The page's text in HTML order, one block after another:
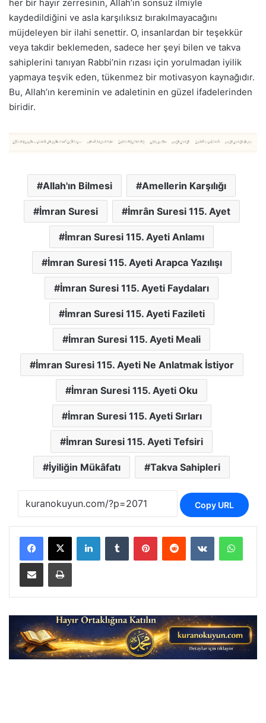
her bir hayır zerresinin, Allah’ın sonsuz ilmiyle
kaydedildiğini ve asla karşılıksız bırakılmayacağını
müjdeleyen bir ilahi senettir. O, insanlardan bir teşekkür
veya takdir beklemeden, sadece her şeyi bilen ve takva
sahiplerini tanıyan Rabbi’nin rızası için yorulmadan iyilik
yapmaya teşvik eden, tükenmez bir motivasyon kaynağıdır.
Bu, Allah’ın kereminin ve adaletinin en güzel ifadelerinden
biridir.
Allah'ın Bilmesi Amellerin Karşılığı
İmran Suresi İmrân Suresi 115. Ayet
İmran Suresi 115. Ayeti Anlamı
İmran Suresi 115. Ayeti Arapca Yazılışı
İmran Suresi 115. Ayeti Faydaları
İmran Suresi 115. Ayeti Fazileti
İmran Suresi 115. Ayeti Meali
İmran Suresi 115. Ayeti Ne Anlatmak İstiyor
İmran Suresi 115. Ayeti Oku
İmran Suresi 115. Ayeti Sırları
İmran Suresi 115. Ayeti Tefsiri
İyiliğin Mükâfatı Takva Sahipleri
Copy URL
LinkedInTumblr PinterestReddit VKontakte
E-Posta ile paylaş Yazdır